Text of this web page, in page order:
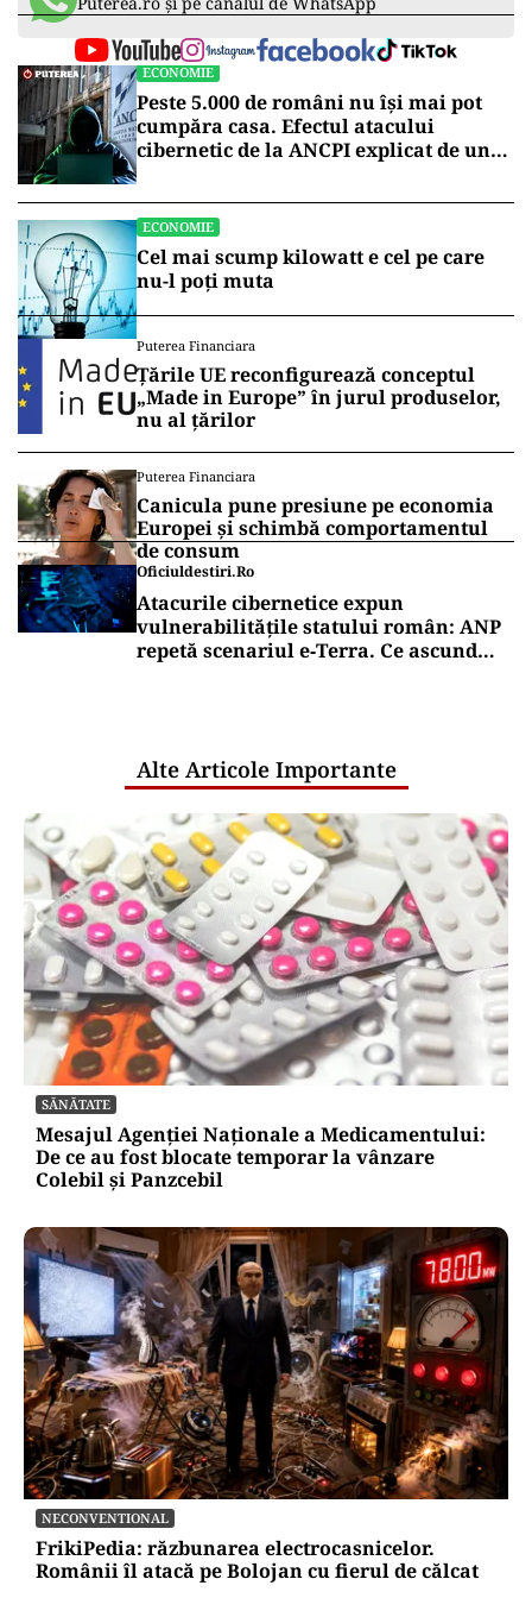
Deși această schemă economică nu a fost încă
discutată la nivel guvernamental, Florin Barbu
și-a exprimat încrederea că va fi adoptată,
având în vedere avantajele economice și
strategice. Integrarea fertilizanților românești
în agricultura națională ar putea reduce
considerabil costurile de producție pentru
fermieri și ar consolida securitatea alimentară a
țării.
Vrei să fii mereu la curent cu toate știrile? Urmărește
Puterea.ro și pe canalul de WhatsApp
ECONOMIE
Peste 5.000 de români nu își mai pot
cumpăra casa. Efectul atacului
cibernetic de la ANCPI explicat de un
broker
ECONOMIE
Cel mai scump kilowatt e cel pe care
nu-l poți muta
nu al țărilor
Puterea Financiara
Canicula pune presiune pe economia
Europei și schimbă comportamentul
de consum
Oficiuldestiri.ro
Atacurile cibernetice expun
vulnerabilitățile statului român: ANP
repetă scenariul e‑Terra. Ce ascund
comunicările oficiale și cine răspunde
pentru mentenanța IT a instituțiilor
publice
Alte Articole Importante
SĂNĂTATE
Mesajul Agenției Naționale a Medicamentului:
De ce au fost blocate temporar la vânzare
Colebil și Panzcebil